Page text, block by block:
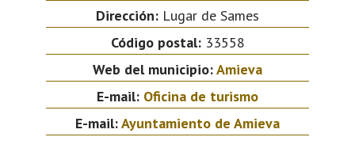
Dirección: Lugar de Sames
Código postal:33558
Web del municipio:Amieva
E-mail: Oficina de turismo
E-mail:Ayuntamiento de Amieva